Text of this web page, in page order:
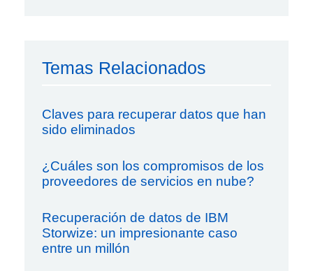
Temas Relacionados
Claves para recuperar datos que han
sido eliminados
¿Cuáles son los compromisos de los
proveedores de servicios en nube?
Recuperación de datos de IBM
Storwize: un impresionante caso
entre un millón